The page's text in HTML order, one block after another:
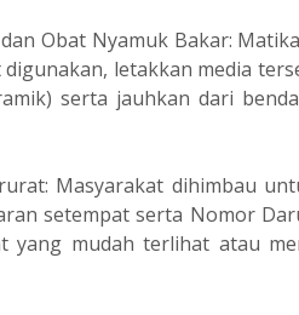
Obat Nyamuk Bakar:
letakkan media
serta jauhkan dari
Masyarakat dihimbau
setempat serta Nomor
yang mudah terlihat atau